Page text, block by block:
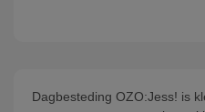
Dagbesteding OZO:Jess! is